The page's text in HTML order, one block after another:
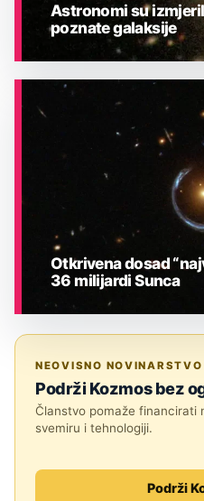
ASTRONOMIJA
Astronomi su
poznate galaksije
Otkrivena dosad
36 milijardi Sunca
NEOVISNO NOVINARSTVO
Podrži Kozmos bez
Članstvo pomaže financirati
svemiru i tehnologiji.
Podrži